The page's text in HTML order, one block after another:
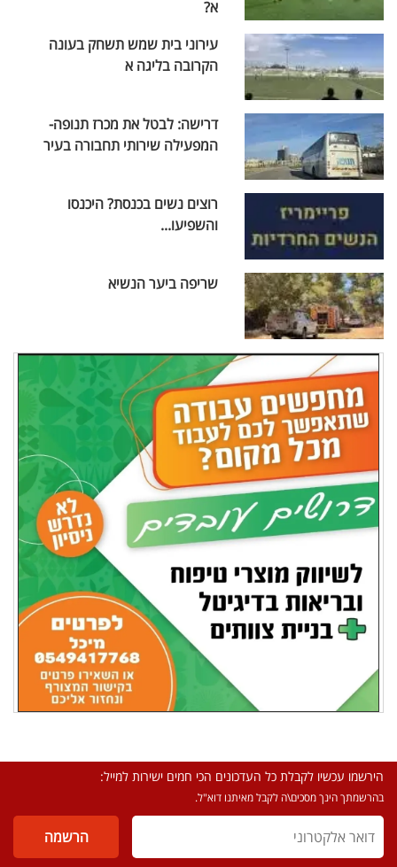
א?
עירוני בית שמש תשחק בעונה
הקרובה בליגה א
דרישה: לבטל את מכרז תנופה-
המפעילה שירותי תחבורה בעיר
רוצים נשים בכנסת? היכנסו
והשפיעו...
שריפה ביער הנשיא
הירשמו עכשיו לקבלת כל העדכונים הכי חמים ישירות למייל:
בהרשמתך הינך מסכים\ה לקבל מאיתנו דוא"ל.